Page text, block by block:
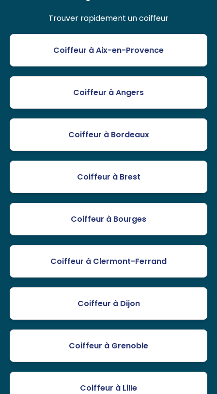
Trouver rapidement un coiffeur
Coiffeur à Aix-en-Provence
Coiffeur à Angers
Coiffeur à Bordeaux
Coiffeur à Brest
Coiffeur à Bourges
Coiffeur à Clermont-Ferrand
Coiffeur à Dijon
Coiffeur à Grenoble
Coiffeur à Lille